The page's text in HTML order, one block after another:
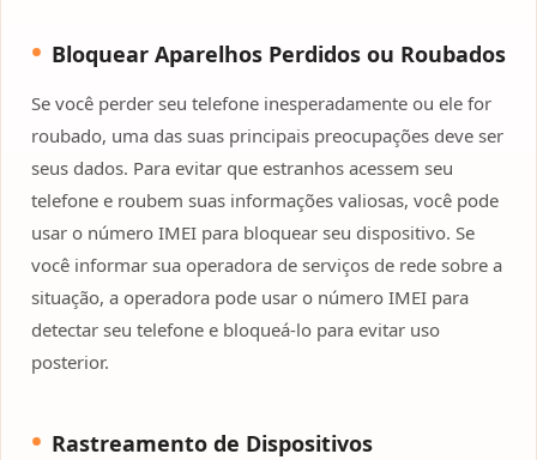
Bloquear Aparelhos Perdidos ou Roubados
Se você perder seu telefone inesperadamente ou ele for
roubado, uma das suas principais preocupações deve ser
seus dados. Para evitar que estranhos acessem seu
telefone e roubem suas informações valiosas, você pode
usar o número IMEI para bloquear seu dispositivo. Se
você informar sua operadora de serviços de rede sobre a
situação, a operadora pode usar o número IMEI para
detectar seu telefone e bloqueá-lo para evitar uso
posterior.
Rastreamento de Dispositivos